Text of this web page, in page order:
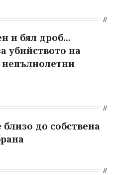
и бял дроб...
убийството на
до собствена